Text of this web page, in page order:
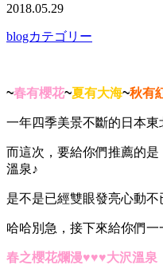
2018.05.29
blogカテゴリー
~春有櫻花~夏有大海~秋有
一年四季美景不斷的日本
而這次，要給你們推薦的
溫泉♪
是不是已經雙眼發亮心動不
哈哈別急，接下來給你們
春之櫻花爛漫♥♥♥大沢溫泉